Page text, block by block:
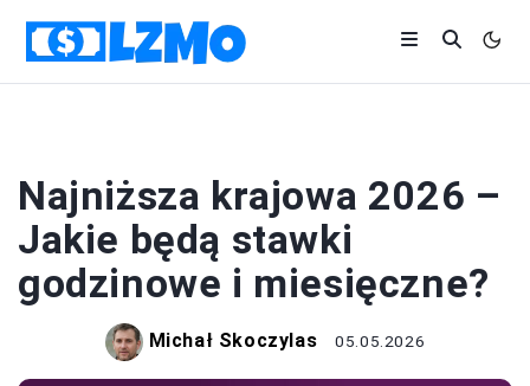
Najniższa krajowa 2026 –
Jakie będą stawki
godzinowe i miesięczne?
Michał Skoczylas 05.05.2026